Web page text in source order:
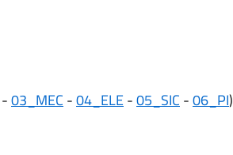
-03_MEC -04_ELE-05_SIC -06_PI)